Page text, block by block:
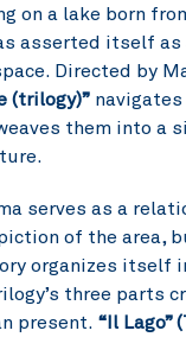
on a lake born
asserted itself as
Directed by
(trilogy)”
them into a
serves as a
of the area,
organizes itself
three parts
present. “Il Lago”